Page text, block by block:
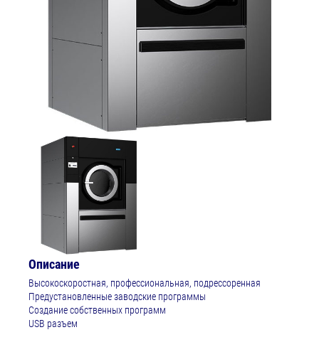
Описание
Высокоскоростная, профессиональная, подрессоренная
Предустановленные заводские программы
Создание собственных программ
USB разъем